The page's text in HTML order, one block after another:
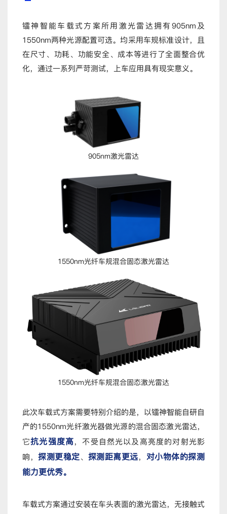
镭神智能车载式方案所用激光雷达拥有905nm及
1550nm两种光源配置可选。均采用车规标准设计，且
在尺寸、功耗、功能安全、成本等进行了全面整合优
化，通过一系列严苛测试，上车应用具有现实意义。
905nm激光雷达
1550nm光纤车规混合固态激光雷达
1550nm光纤车规混合固态激光雷达
此次车载式方案需要特别介绍的是，以镭神智能自研自
产的1550nm光纤激光器做光源的混合固态激光雷达，
它抗光强度高，不受自然光以及高亮度的对射光影
响，探测更稳定、 探测距离更远， 对小物体的探测
能力更优秀。
车载式方案通过安装在车头表面的激光雷达，无接触式